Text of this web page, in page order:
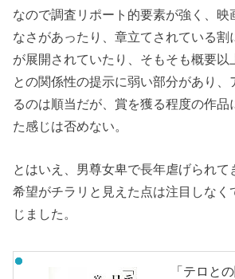
なので調査リポート的要素が強く、映
なさがあったり、章立てされている割
が展開されていたり、そもそも概要以
との関係性の提示に弱い部分があり、
るのは順当だが、賞を獲る程度の作品
た感じは否めない。
とはいえ、男尊女卑で長年虐げられて
希望がチラリと見えた点は注目しなく
じました。
「テロと